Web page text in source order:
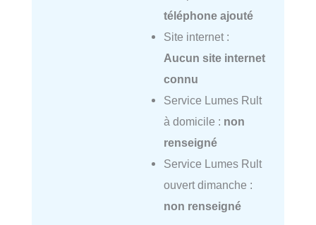
téléphone ajouté
Site internet :
Aucun site internet
connu
Service Lumes Rult
à domicile : non
renseigné
Service Lumes Rult
ouvert dimanche :
non renseigné